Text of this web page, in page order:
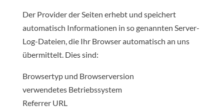
Der Provider der Seiten erhebt und speichert
automatisch Informationen in so genannten Server-
Log-Dateien, die Ihr Browser automatisch an uns
übermittelt. Dies sind:
Browsertyp und Browserversion
verwendetes Betriebssystem
Referrer URL